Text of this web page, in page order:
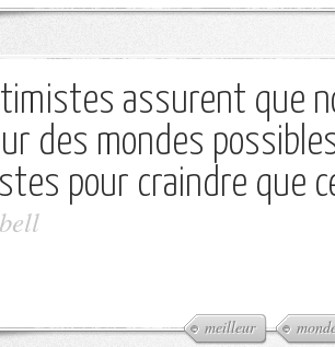
assurent que
des mondes
pour craindre que
meilleur